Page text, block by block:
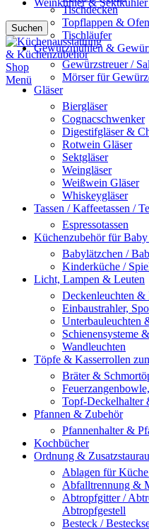
Weinkühler &
Suchen
Menü
Tischdecken
Topflappen &
Tischläufer
Gewürzmühlen &
Gewürzstreuer /
Mörser für
Gläser
Biergläser
Cognacschwenker
Digestifgläser &
Rotwein Gläser
Sektgläser
Weingläser
Weißwein Gläser
Whiskeygläser
Tassen / Kaffeetassen /
Espressotassen
Küchenzubehör für
Babylätzchen /
Kinderküche /
Licht, Lampen & Leuten
Deckenleuchten &
Einbaustrahler,
Unterbauleuchten
Schienensysteme
Wandleuchten
Töpfe & Kasserrollen
Bräter &
Topf-Deckelhalter
Pfannen & Zubehör
Pfannenhalter &
Kochbücher
Ordnung &
Ablagen für
Abfalltrennung &
Abtropfgitter /
Abtropfgestell
Besteck /